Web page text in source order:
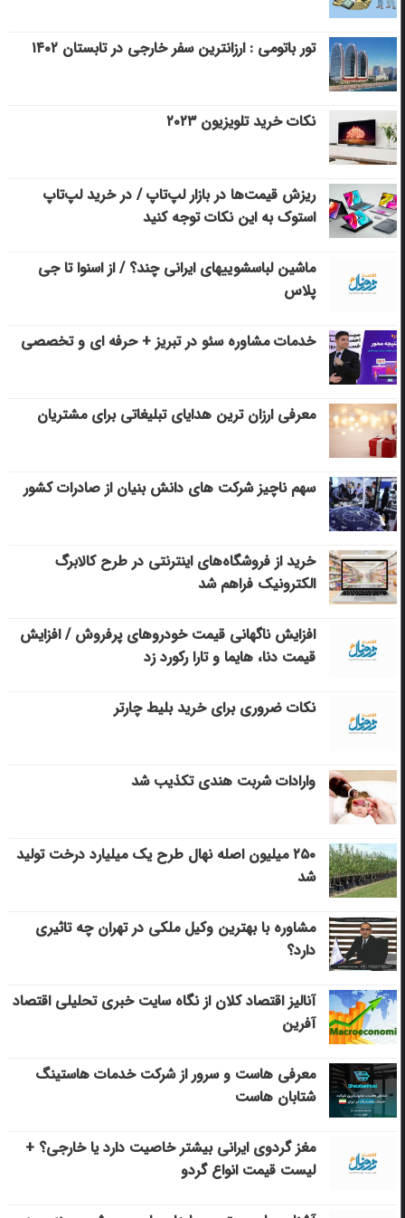
تور باتومی : ارزانترین سفر خارجی در تابستان ۱۴۰۲
نکات خرید تلویزیون ۲۰۲۳
ریزش قیمت‌ها در بازار لپ‌تاپ / در خرید لپ‌تاپ
استوک به این نکات توجه کنید
ماشین لباسشویی‎های ایرانی چند؟ / از اسنوا تا جی
پلاس
خدمات مشاوره سئو در تبریز + حرفه ای و تخصصی
معرفی ارزان ترین هدایای تبلیغاتی برای مشتریان
سهم ناچیز شرکت های دانش بنیان از صادرات کشور
خرید از فروشگاه‌های اینترنتی در طرح کالابرگ
الکترونیک فراهم شد
افزایش ناگهانی قیمت خودروهای پرفروش / افزایش
قیمت دنا، هایما و تارا رکورد زد
نکات ضروری برای خرید بلیط چارتر
وارادات شربت هندی تکذیب شد
۲۵۰ میلیون اصله نهال طرح یک میلیارد درخت تولید
شد
مشاوره با بهترین وکیل ملکی در تهران چه تاثیری
دارد؟
آنالیز اقتصاد کلان از نگاه سایت خبری تحلیلی اقتصاد
آفرین
معرفی هاست و سرور از شرکت خدمات هاستینگ
شتابان هاست
مغز گردوی ایرانی بیشتر خاصیت دارد یا خارجی؟ +
لیست قیمت انواع گردو